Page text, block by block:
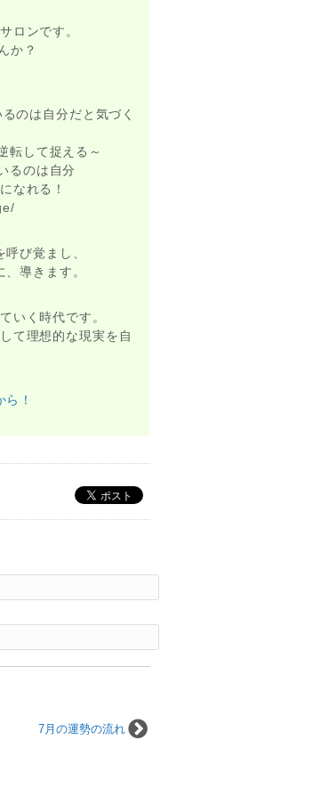
ロンです。
か？
のは自分だと気づく
転して捉える～
るのは自分
なれる！
び覚まし、
導きます。
いく時代です。
て理想的な現実を自
ら！
7月の運勢の流れ